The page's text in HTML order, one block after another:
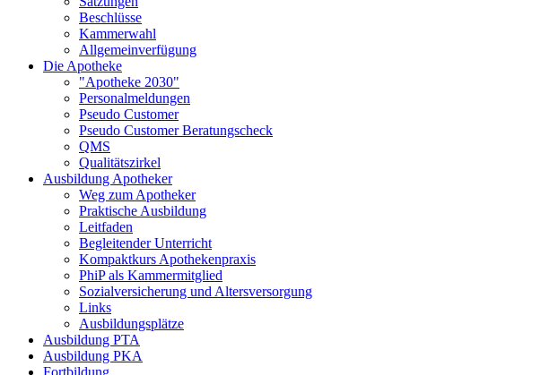
Beschlüsse
Kammerwahl
Allgemeinverfügung
Die Apotheke
"Apotheke 2030"
Personalmeldungen
Pseudo Customer
Pseudo Customer Beratungscheck
QMS
Qualitätszirkel
Ausbildung Apotheker
Weg zum Apotheker
Praktische Ausbildung
Leitfaden
Begleitender Unterricht
Kompaktkurs Apothekenpraxis
PhiP als Kammermitglied
Sozialversicherung und Altersversorgung
Links
Ausbildungsplätze
Ausbildung PTA
Ausbildung PKA
Fortbildung